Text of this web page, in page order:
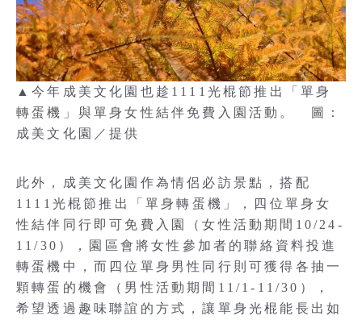
▲今年成美文化園也趁1111光棍節推出「單身
轉蛋機」與單身女性結伴免費入園活動。 圖：
成美文化園／提供
此外，成美文化園作為情侶必訪景點，搭配
1111光棍節推出「單身轉蛋機」，四位單身女
性結伴同行即可免費入園（女性活動期間10/24-
11/30），園區會將女性參加者的聯絡資料投進
轉蛋機中，而四位單身男性同行則可獲得各抽一
顆轉蛋的機會（男性活動期間11/1-11/30），
希望透過趣味聯誼的方式，讓單身光棍能長出如